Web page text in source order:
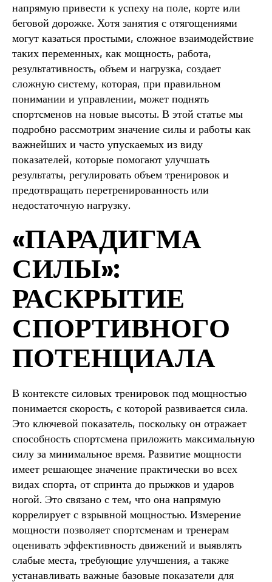
напрямую привести к успеху на поле, корте или
беговой дорожке. Хотя занятия с отягощениями
могут казаться простыми, сложное взаимодействие
таких переменных, как мощность, работа,
результативность, объем и нагрузка, создает
сложную систему, которая, при правильном
понимании и управлении, может поднять
спортсменов на новые высоты. В этой статье мы
подробно рассмотрим значение силы и работы как
важнейших и часто упускаемых из виду
показателей, которые помогают улучшать
результаты, регулировать объем тренировок и
предотвращать перетренированность или
недостаточную нагрузку.
«ПАРАДИГМА
СИЛЫ»:
РАСКРЫТИЕ
СПОРТИВНОГО
ПОТЕНЦИАЛА
В контексте силовых тренировок под мощностью
понимается скорость, с которой развивается сила.
Это ключевой показатель, поскольку он отражает
способность спортсмена приложить максимальную
силу за минимальное время. Развитие мощности
имеет решающее значение практически во всех
видах спорта, от спринта до прыжков и ударов
ногой. Это связано с тем, что она напрямую
коррелирует с взрывной мощностью. Измерение
мощности позволяет спортсменам и тренерам
оценивать эффективность движений и выявлять
слабые места, требующие улучшения, а также
устанавливать важные базовые показатели для